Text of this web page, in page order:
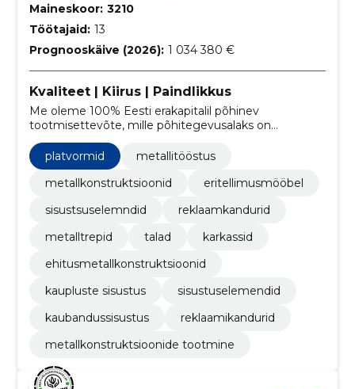
Maineskoor: 3210
Töötajaid: 13
Prognooskäive (2026): 1 034 380 €
Kvaliteet | Kiirus | Paindlikkus
Me oleme 100% Eesti erakapitalil põhinev
tootmisettevõte, mille põhitegevusalaks on
eritellimusemööbli projekteerimine ja tootmine.
Pakume meie klientidele kõrget kvaliteeti, kiireid
tähtaegu ja paindlikkust teenustes.
platvormid
metallitööstus
metallkonstruktsioonid
eritellimusmööbel
sisustsuselemndid
reklaamkandurid
metalltrepid
talad
karkassid
ehitusmetallkonstruktsioonid
kaupluste sisustus
sisustuselemendid
kaubandussisustus
reklaamikandurid
metallkonstruktsioonide tootmine